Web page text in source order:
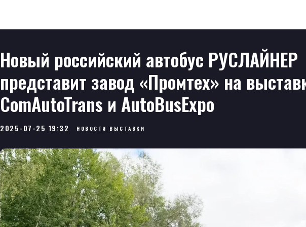
Новый российский автобус РУСЛАЙНЕР
представит завод «Промтех» на
ComAutoTrans и AutoBusExpo
2025-07-25 19:32 НОВОСТИ ВЫСТАВКИ